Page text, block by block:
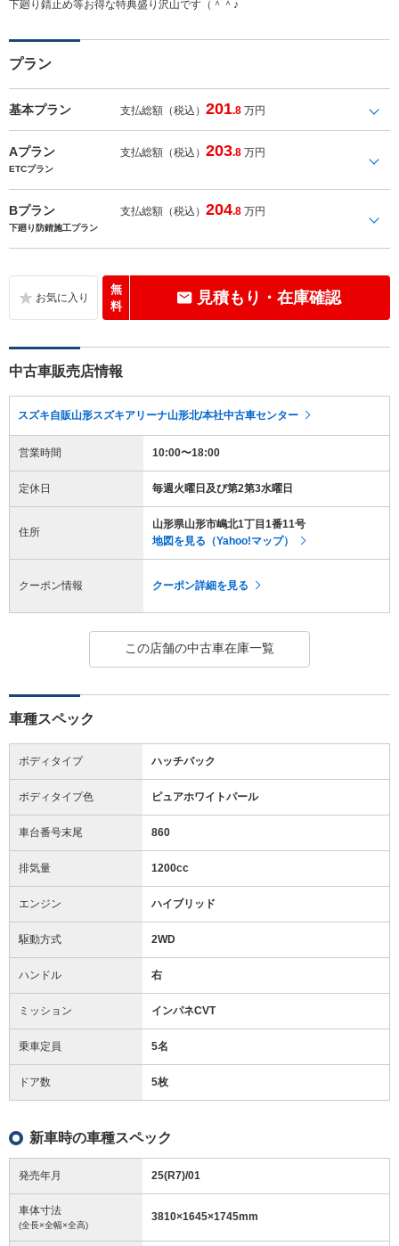
下廻り錆止め等お得な特典盛り沢山です（＾＾♪
プラン
基本プラン 支払総額（税込）201.8 万円
Aプラン 支払総額（税込）203.8 万円
ETCプラン
Bプラン 支払総額（税込）204.8 万円
下廻り防錆施工プラン
無
料
見積もり・在庫確認
中古車販売店情報
スズキ自販山形スズキアリーナ山形北/本社中古車センター
営業時間 10:00〜18:00
定休日 毎週火曜日及び第2第3水曜日
住所
山形県山形市嶋北1丁目1番11号
地図を見る（Yahoo!マップ）
クーポン情報 クーポン詳細を見る
この店舗の中古車在庫一覧
車種スペック
ボディタイプ ハッチバック
ボディタイプ色 ピュアホワイトパール
車台番号末尾 860
排気量 1200cc
エンジン ハイブリッド
駆動方式 2WD
ハンドル 右
ミッション インパネCVT
乗車定員 5名
ドア数 5枚
新車時の車種スペック
発売年月 25(R7)/01
車体寸法
(全長×全幅×全高)
3810×1645×1745mm